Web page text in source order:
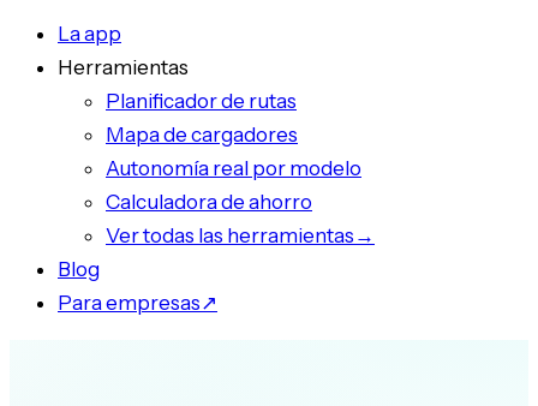
La app
Herramientas
Planificador de rutas
Mapa de cargadores
Autonomía real por modelo
Calculadora de ahorro
Ver todas las herramientas →
Blog
Para empresas↗